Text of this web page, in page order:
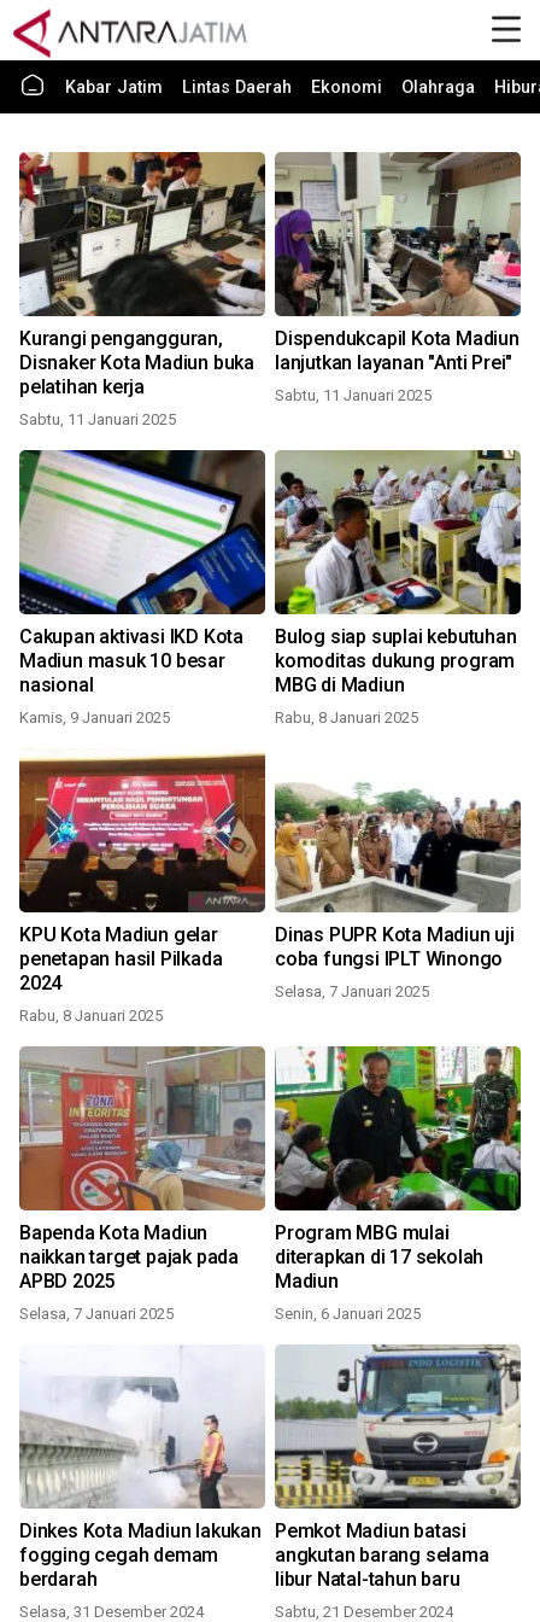
Kabar Jatim Lintas Daerah Ekonomi Olahraga
Kurangi pengangguran,
Disnaker Kota Madiun buka
pelatihan kerja
Sabtu, 11 Januari 2025
Dispendukcapil Kota Madiun
lanjutkan layanan "Anti Prei"
Sabtu, 11 Januari 2025
Cakupan aktivasi IKD Kota
Madiun masuk 10 besar
nasional
Kamis, 9 Januari 2025
Bulog siap suplai kebutuhan
komoditas dukung program
MBG di Madiun
Rabu, 8 Januari 2025
KPU Kota Madiun gelar
penetapan hasil Pilkada
2024
Rabu, 8 Januari 2025
Dinas PUPR Kota Madiun uji
coba fungsi IPLT Winongo
Selasa, 7 Januari 2025
Bapenda Kota Madiun
naikkan target pajak pada
APBD 2025
Selasa, 7 Januari 2025
Program MBG mulai
diterapkan di 17 sekolah
Madiun
Senin, 6 Januari 2025
Dinkes Kota Madiun lakukan
fogging cegah demam
berdarah
Selasa, 31 Desember 2024
Pemkot Madiun batasi
angkutan barang selama
libur Natal-tahun baru
Sabtu, 21 Desember 2024